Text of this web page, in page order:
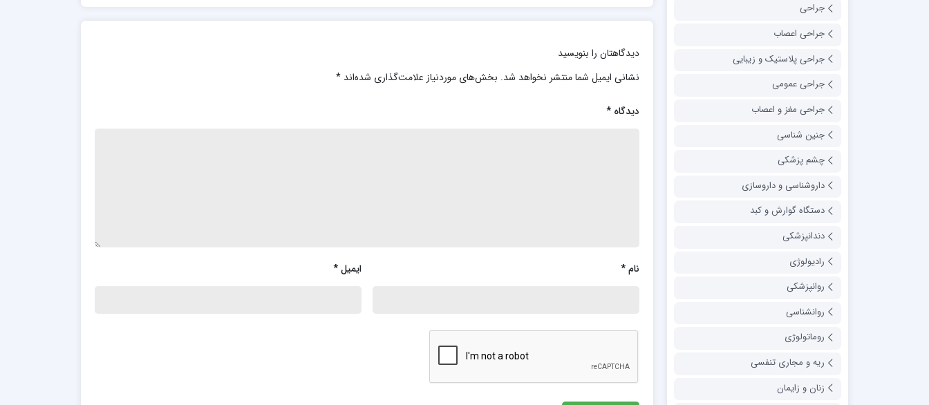
دیدگاهتان را بنویسید
نشانی ایمیل شما منتشر نخواهد شد. بخش‌های موردنیاز علامت‌گذاری شده‌اند*
دیدگاه*
نام* ایمیل*
جراحی
جراحی اعصاب
جراحی پلاستیک و زیبایی
جراحی عمومی
جراحی مغز و اعصاب
جنین شناسی
چشم پزشکی
داروشناسی و داروسازی
دستگاه گوارش و کبد
دندانپزشکی
رادیولوژی
روانپزشکی
روانشناسی
روماتولوژی
ریه و مجاری تنفسی
زنان و زایمان